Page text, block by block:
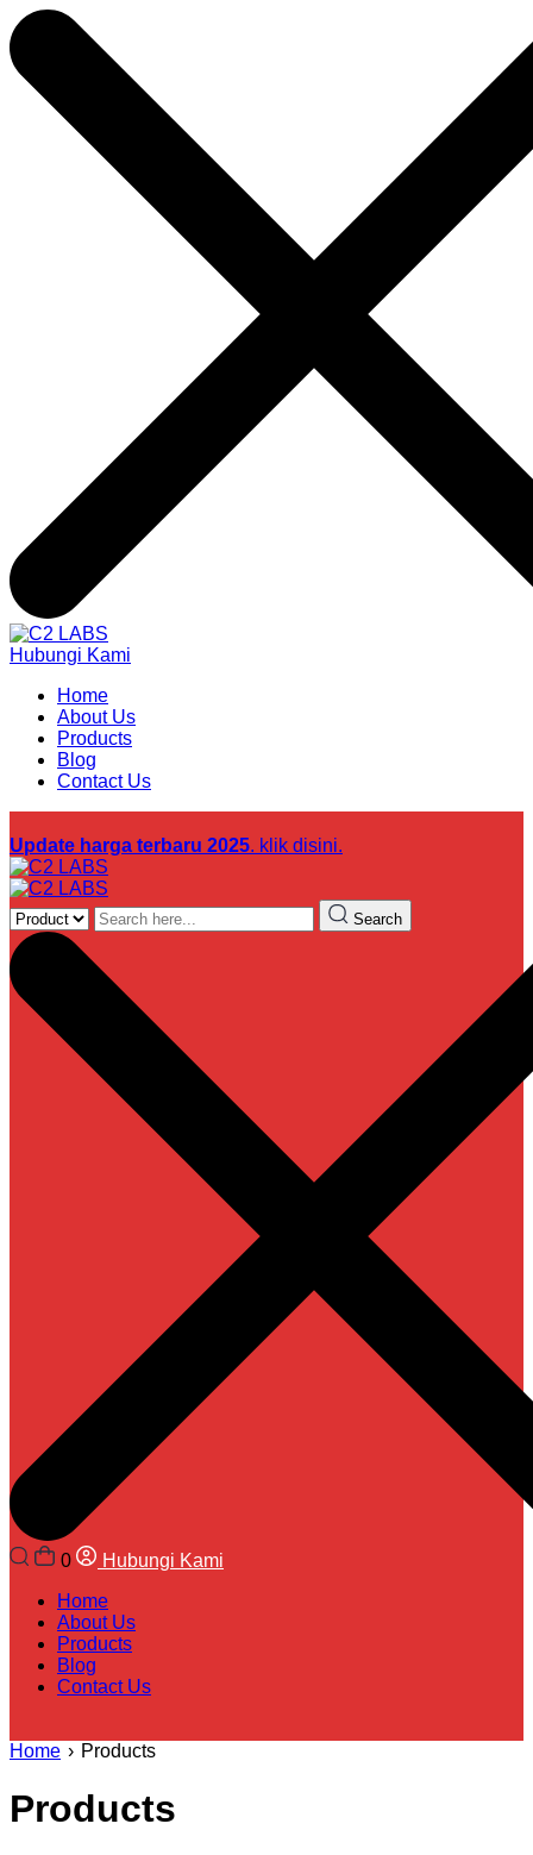
Hubungi Kami
Home
About Us
Products
Blog
Contact Us
Update harga terbaru 2025. klik disini.
Search
0
Hubungi Kami
Home
About Us
Products
Blog
Contact Us
Home › Products
Products